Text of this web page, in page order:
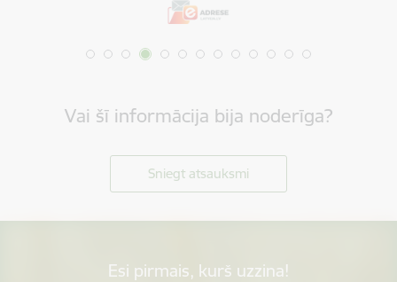
Vai šī informācija bija noderīga?
Sniegt atsauksmi
Esi pirmais, kurš uzzina!